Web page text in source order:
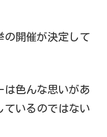
の開催が決定して
は色んな思いがあ
ているのではない